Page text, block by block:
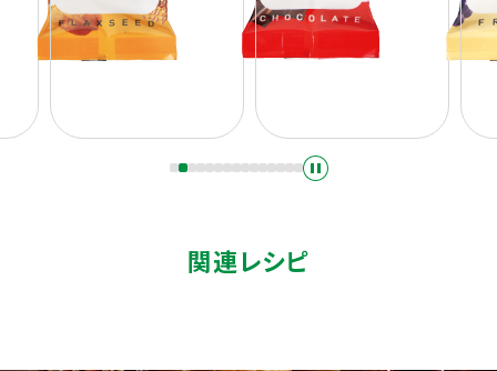
関連レシピ